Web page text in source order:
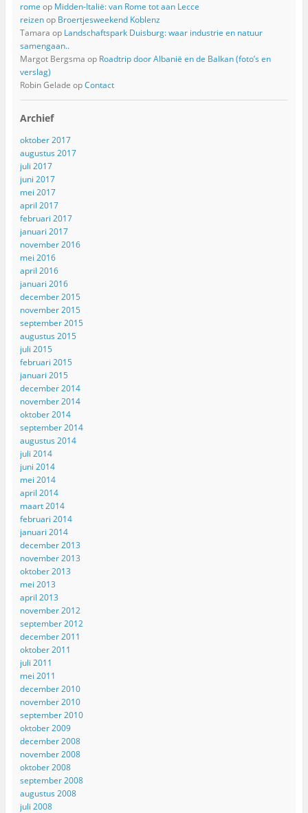
rome op Midden-Italië: van Rome tot aan Lecce
reizenop Broertjesweekend Koblenz
Tamara op Landschaftspark Duisburg: waar industrie en natuur
samengaan..
Margot Bergsma op Roadtrip door Albanië en de Balkan (foto’s en
verslag)
Robin Gelade opContact
Archief
oktober 2017
augustus 2017
juli 2017
juni 2017
mei 2017
april 2017
februari 2017
januari 2017
november 2016
mei 2016
april 2016
januari 2016
december 2015
november 2015
september 2015
augustus 2015
juli 2015
februari 2015
januari 2015
december 2014
november 2014
oktober 2014
september 2014
augustus 2014
juli 2014
juni 2014
mei 2014
april 2014
maart 2014
februari 2014
januari 2014
december 2013
november 2013
oktober 2013
mei 2013
april 2013
november 2012
september 2012
december 2011
oktober 2011
juli 2011
mei 2011
december 2010
november 2010
september 2010
oktober 2009
december 2008
november 2008
oktober 2008
september 2008
augustus 2008
juli 2008